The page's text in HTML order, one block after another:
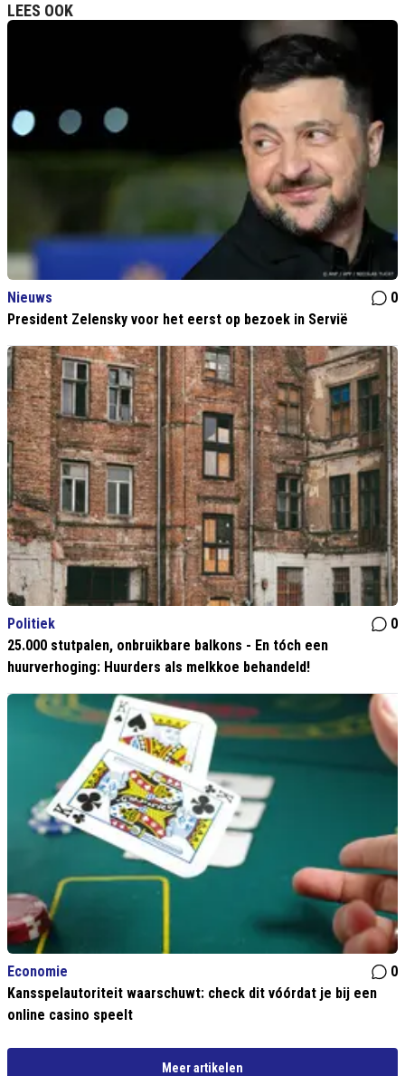
LEES OOK
Nieuws
0
President Zelensky voor het eerst op bezoek in Servië
Politiek
0
25.000 stutpalen, onbruikbare balkons - En tóch een
huurverhoging: Huurders als melkkoe behandeld!
Economie
0
Kansspelautoriteit waarschuwt: check dit vóórdat je bij een
online casino speelt
Meer artikelen